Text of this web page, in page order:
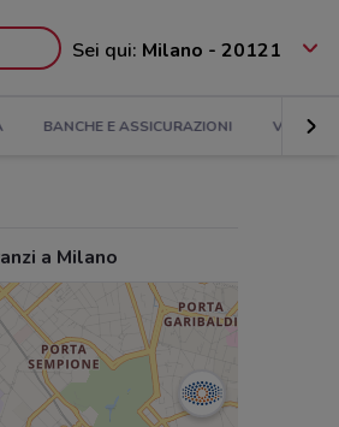
Sei qui: Milano - 20121
BANCHE E ASSICURAZIONI VIAGGI
a Milano